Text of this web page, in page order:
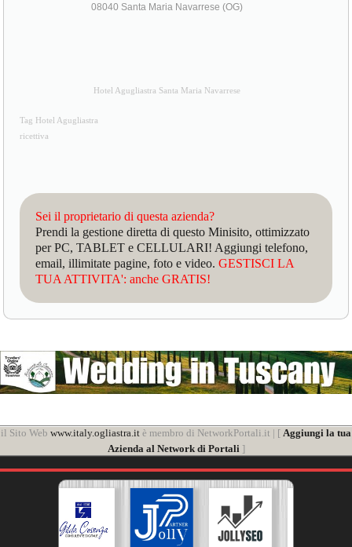
08040 Santa Maria Navarrese (OG)
Hotel Agugliastra Santa Maria Navarrese
Tag Hotel Agugliastra
ricettiva
Sei il proprietario di questa azienda?
Prendi la gestione diretta di questo Minisito, ottimizzato
per PC, TABLET e CELLULARI! Aggiungi telefono,
email, illimitate pagine, foto e video.GESTISCI LA
TUA ATTIVITA': anche GRATIS!
il Sito Web www.italy.ogliastra.it è membro di NetworkPortali.it | [ Aggiungi la tua
Azienda al Network di Portali]